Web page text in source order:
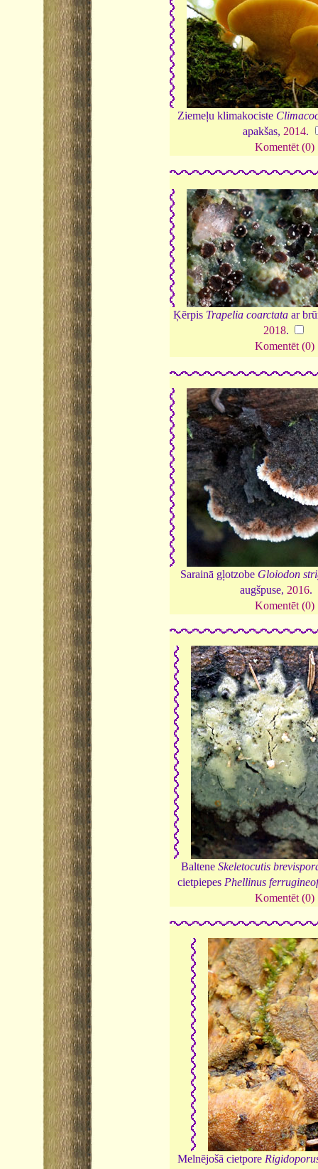
Ziemeļu klimakociste
apakšas, 2014.
Komentēt (0)
Ķērpis Trapelia coarctata ar
2018.
Komentēt (0)
Sarainā gļotzobe Gloiodon
augšpuse, 2016.
Komentēt (0)
Baltene Skeletocutis
cietpiepes Phellinus
Komentēt (0)
Melnējošā cietpore